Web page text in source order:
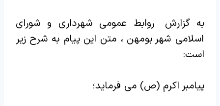
به گزارش روابط عمومی شهرداری و شورای
اسلامی شهر بومهن ، متن این پیام به شرح زیر
است:
پیامبر اکرم (ص) می فرماید؛